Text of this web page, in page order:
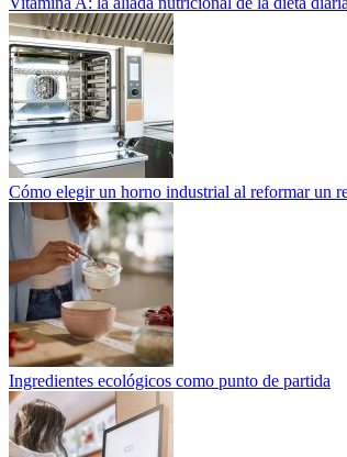
Cómo elegir un horno industrial al reformar un
Ingredientes ecológicos como punto de partida